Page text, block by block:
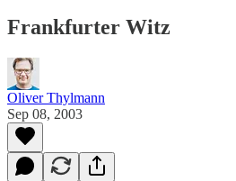
Frankfurter Witz
Oliver Thylmann
Sep 08, 2003